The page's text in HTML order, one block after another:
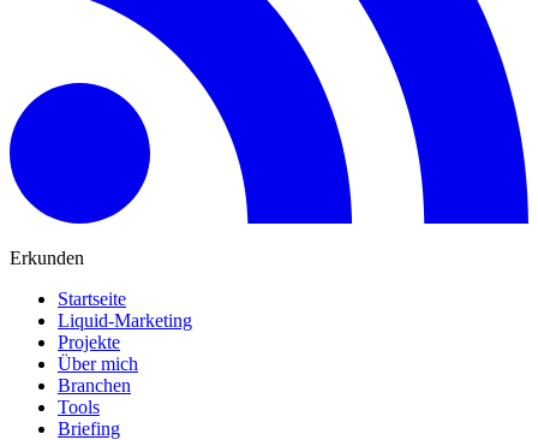
Erkunden
Startseite
Liquid-Marketing
Projekte
Über mich
Branchen
Tools
Briefing